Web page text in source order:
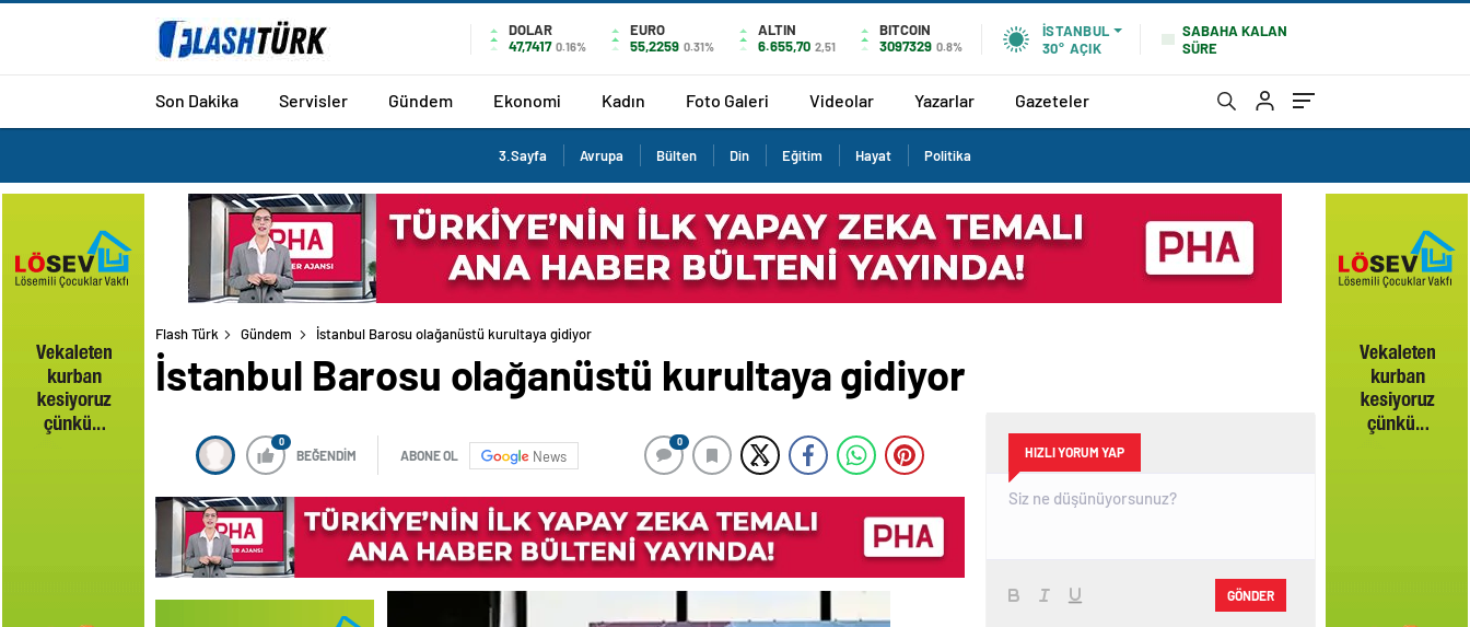
DOLAR
47,7417 0.16%
EURO
55,2259 0.31%
ALTIN
6.655,70 2,51
BITCOIN
3097329 0.8%
İSTANBUL
30° AÇIK
SABAHA KALAN
SÜRE
Son Dakika Servisler Gündem Ekonomi Kadın Foto Galeri Videolar Yazarlar Gazeteler
3.Sayfa Avrupa Bülten Din Eğitim Hayat Politika
Flash Türk Gündem İstanbul Barosu olağanüstü kurultaya gidiyor
İstanbul Barosu olağanüstü kurultaya gidiyor
0
BEĞENDİM ABONE OL News
0
HIZLI YORUM YAP
GÖNDER